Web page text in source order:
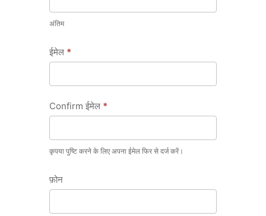
अंतिम
ईमेल *
Confirm ईमेल *
कृपया पुष्टि करने के लिए अपना ईमेल फिर से दर्ज करें।
फ़ोन